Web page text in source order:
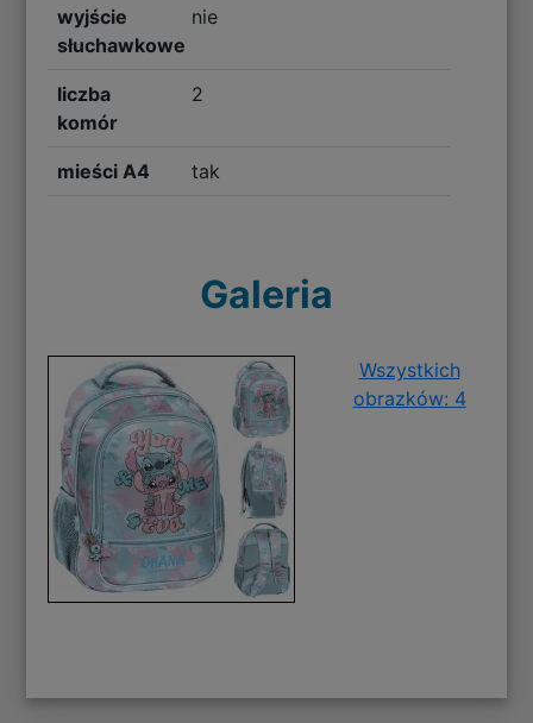
wyjście
słuchawkowe
nie
liczba
komór
2
mieści A4 tak
Galeria
Wszystkich
obrazków: 4